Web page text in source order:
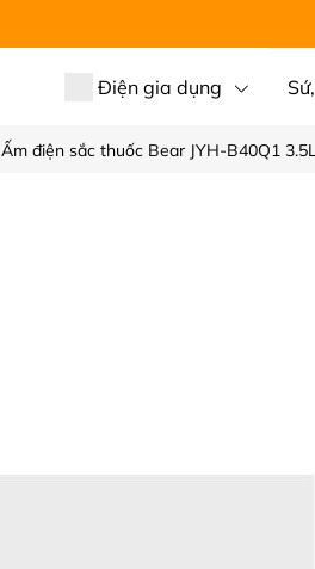
Điện gia dụng
Ấm điện sắc thuốc Bear JYH-B40Q1